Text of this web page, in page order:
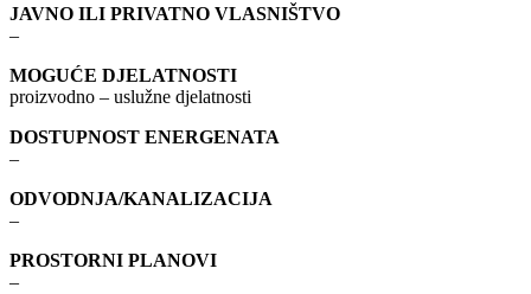
JAVNO ILI PRIVATNO VLASNIŠTVO
–
MOGUĆE DJELATNOSTI
proizvodno – uslužne djelatnosti
DOSTUPNOST ENERGENATA
–
ODVODNJA/KANALIZACIJA
–
PROSTORNI PLANOVI
–